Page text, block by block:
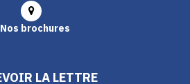
Nos brochures
LA LETTRE